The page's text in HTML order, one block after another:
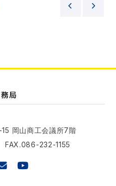
局
岡山商工会議所7階
232-1155